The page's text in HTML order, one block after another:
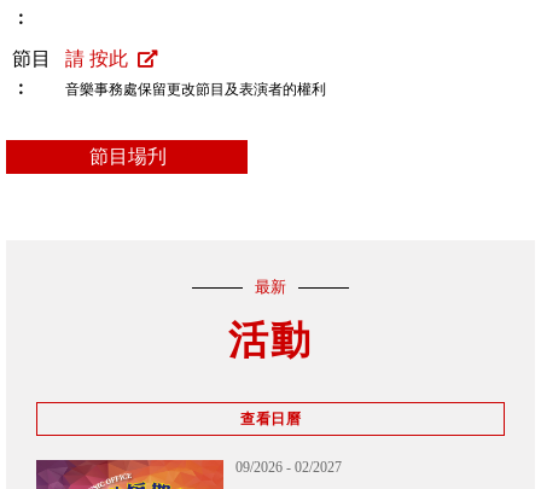
︰
節目
︰
請 按此
音樂事務處保留更改節目及表演者的權利
節目場刋
最新
活動
查看日曆
09/2026 - 02/2027